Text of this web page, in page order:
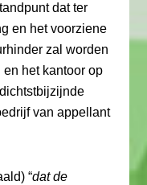
dat ter
en het voorziene
zal worden
het kantoor op
van appellant
“dat de